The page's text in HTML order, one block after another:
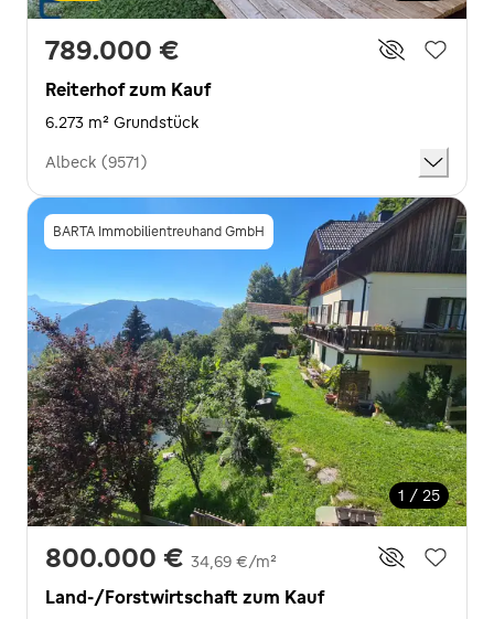
789.000 €
Reiterhof zum Kauf
6.273 m² Grundstück
Albeck (9571)
BARTA Immobilientreuhand GmbH
1 / 25
800.000 € 34,69 €/m²
Land-/Forstwirtschaft zum Kauf